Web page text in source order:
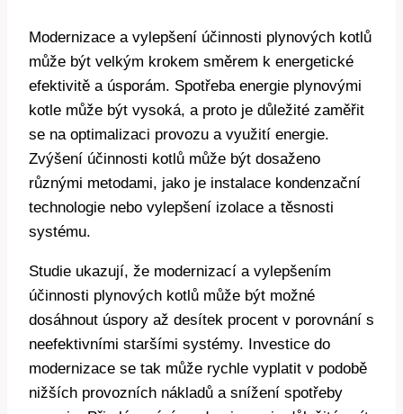
Modernizace a vylepšení účinnosti plynových kotlů
může být velkým krokem směrem k energetické
efektivitě a úsporám. Spotřeba energie plynovými
kotle může být vysoká, a proto je důležité zaměřit
se na optimalizaci provozu a využití energie.
Zvýšení účinnosti kotlů může být dosaženo
různými metodami, jako je instalace kondenzační
technologie nebo vylepšení izolace a těsnosti
systému.
Studie ukazují, že modernizací a vylepšením
účinnosti plynových kotlů může být možné
dosáhnout úspory až desítek procent v porovnání s
neefektivními staršími systémy. Investice do
modernizace se tak může rychle vyplatit v podobě
nižších provozních nákladů a snížení spotřeby